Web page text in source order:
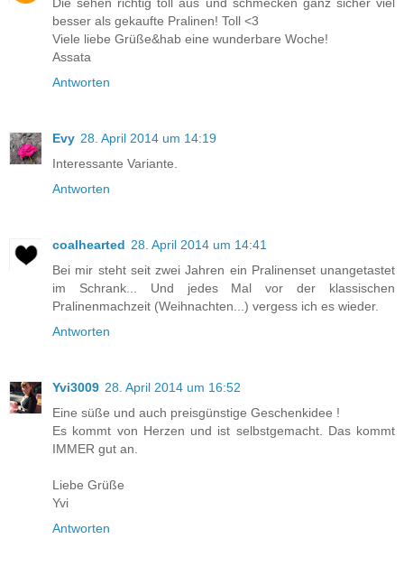
Die sehen richtig toll aus und schmecken ganz sicher viel
besser als gekaufte Pralinen! Toll <3
Viele liebe Grüße&hab eine wunderbare Woche!
Assata
Antworten
Evy 28. April 2014 um 14:19
Interessante Variante.
Antworten
coalhearted 28. April 2014 um 14:41
Bei mir steht seit zwei Jahren ein Pralinenset unangetastet
im Schrank... Und jedes Mal vor der klassischen
Pralinenmachzeit (Weihnachten...) vergess ich es wieder.
Antworten
Yvi3009 28. April 2014 um 16:52
Eine süße und auch preisgünstige Geschenkidee !
Es kommt von Herzen und ist selbstgemacht. Das kommt
IMMER gut an.
Liebe Grüße
Yvi
Antworten